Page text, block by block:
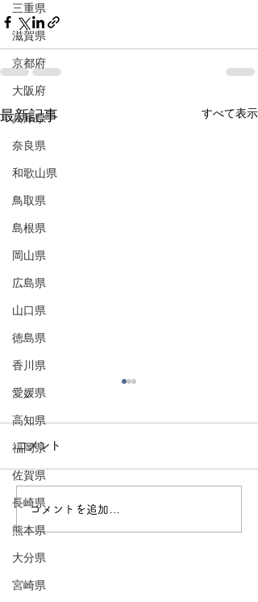
三重県
滋賀県
京都府
大阪府
兵庫県
奈良県
和歌山県
鳥取県
島根県
岡山県
広島県
山口県
徳島県
香川県
愛媛県
高知県
福岡県
佐賀県
長崎県
熊本県
大分県
宮崎県
最新記事 すべて表示
鳥取に自動改札がキタ！
自動改札がない都道府県
は！？
コメント
コメントを追加…